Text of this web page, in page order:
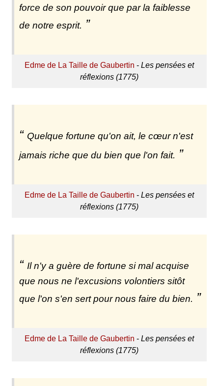
force de son pouvoir que par la faiblesse
de notre esprit.
Edme de La Taille de Gaubertin - Les pensées et
réflexions (1775)
Quelque fortune qu'on ait, le cœur n'est
jamais riche que du bien que l'on fait.
Edme de La Taille de Gaubertin - Les pensées et
réflexions (1775)
Il n'y a guère de fortune si mal acquise
que nous ne l'excusions volontiers sitôt
que l'on s'en sert pour nous faire du bien.
Edme de La Taille de Gaubertin - Les pensées et
réflexions (1775)